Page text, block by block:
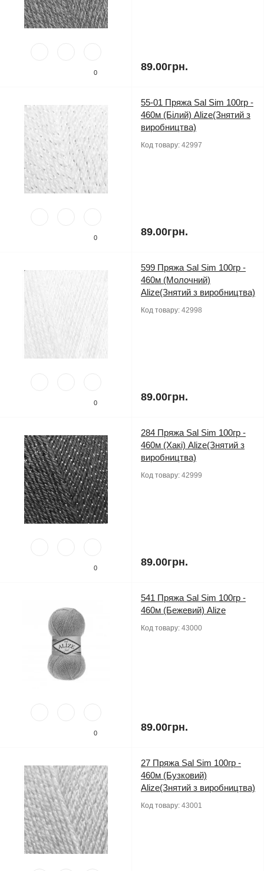
0 89.00грн.
0
55-01 Пряжа Sal Sim 100гр -
460м (Білий) Alize(Знятий з
виробництва)
Код товару: 42997
89.00грн.
0
599 Пряжа Sal Sim 100гр -
460м (Молочний)
Alize(Знятий з виробництва)
Код товару: 42998
89.00грн.
0
284 Пряжа Sal Sim 100гр -
460м (Хакі) Alize(Знятий з
виробництва)
Код товару: 42999
89.00грн.
0
541 Пряжа Sal Sim 100гр -
460м (Бежевий) Alize
Код товару: 43000
89.00грн.
27 Пряжа Sal Sim 100гр -
460м (Бузковий)
Alize(Знятий з виробництва)
Код товару: 43001